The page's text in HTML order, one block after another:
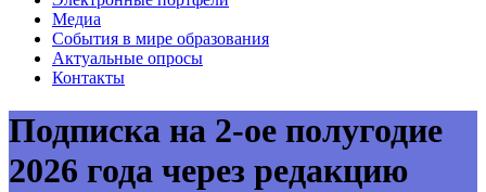
Медиа
События в мире образования
Актуальные опросы
Контакты
Подписка на 2-ое полугодие
2026 года через редакцию